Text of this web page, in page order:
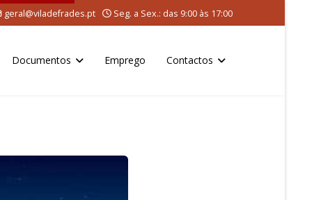
geral@viladefrades.pt Seg. a Sex.: das 9:00 às 17:00
Documentos Emprego Contactos